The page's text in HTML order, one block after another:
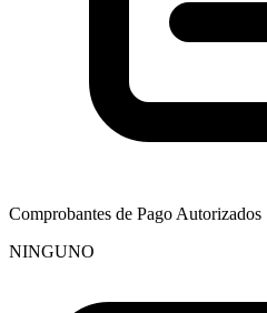
Comprobantes de Pago Autorizados
NINGUNO